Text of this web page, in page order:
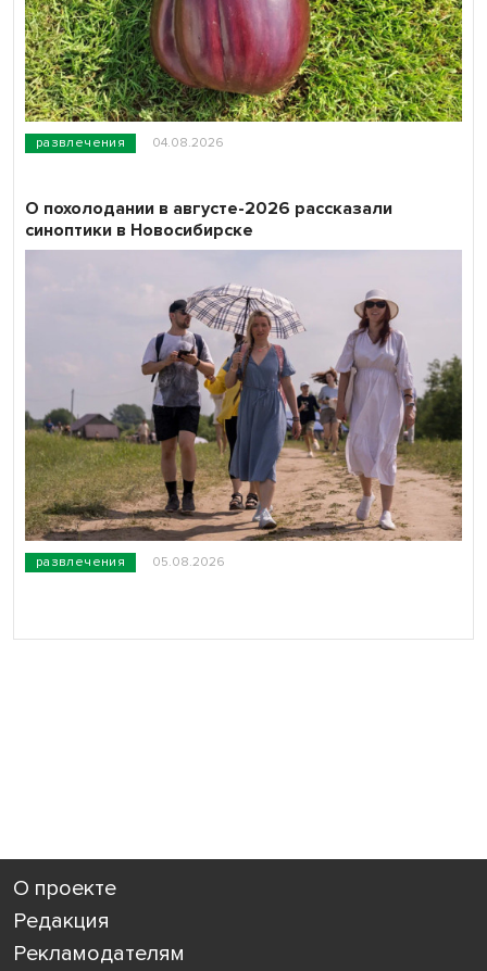
развлечения 04.08.2026
развлечения 05.08.2026
О похолодании в августе-2026 рассказали
синоптики в Новосибирске
О проекте
Редакция
Рекламодателям